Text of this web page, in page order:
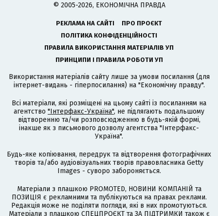
© 2005-2026, ЕКОНОМІЧНА ПРАВДА
РЕКЛАМА НА САЙТІ
ПРО ПРОЄКТ
ПОЛІТИКА КОНФІДЕНЦІЙНОСТІ
ПРАВИЛА ВИКОРИСТАННЯ МАТЕРІАЛІВ УП
ПРИНЦИПИ І ПРАВИЛА РОБОТИ УП
Використання матеріалів сайту лише за умови посилання (для
інтернет-видань - гіперпосилання) на "Економічну правду".
Всі матеріали, які розміщені на цьому сайті із посиланням на
агентство "Інтерфакс-Україна", не підлягають подальшому
відтворенню та/чи розповсюдженню в будь-якій формі,
інакше як з письмового дозволу агентства "Інтерфакс-
Україна".
Будь-яке копіювання, передрук та відтворення фотографічних
творів та/або аудіовізуальних творів правовласника Getty
Images - суворо забороняється.
Матеріали з плашкою PROMOTED, НОВИНИ КОМПАНІЙ та
ПОЗИЦІЯ є рекламними та публікуються на правах реклами.
Редакція може не поділяти погляди, які в них промотуються.
Матеріали з плашкою СПЕЦПРОЄКТ та ЗА ПІДТРИМКИ також є